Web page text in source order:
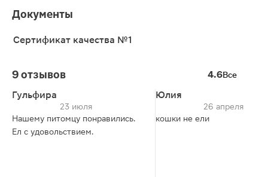
Документы
Сертификат качества №1
9 отзывов 4.6Все
Гульфира
23 июля
Нашему питомцу понравились.
Ел с удовольствием.
Юлия
26 апреля
кошки не ели